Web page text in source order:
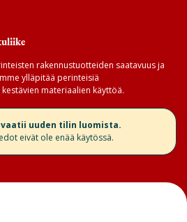
rakennustuotteiden saatavuus ja
ylläpitää perinteisiä
materiaalien käyttöä.
vaatii uuden tilin luomista.
eivät ole enää käytössä.